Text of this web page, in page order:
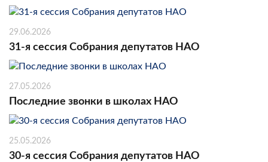
29.06.2026
31-я сессия Собрания депутатов НАО
27.05.2026
Последние звонки в школах НАО
25.05.2026
30-я сессия Собрания депутатов НАО